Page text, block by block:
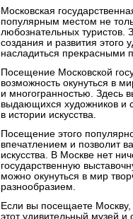
Московская
популярным местом не
любознательных туристов.
создания и развития этого
насладиться прекрасными
Посещение Московской
возможность окунуться в
и многогранностью. Здесь
выдающихся художников и
в истории искусства.
Посещение этого
впечатлением и позволит
искусства. В Москве нет
государственную
можно окунуться в мир
разнообразием.
Если вы посещаете Москву,
этот удивительный музей и